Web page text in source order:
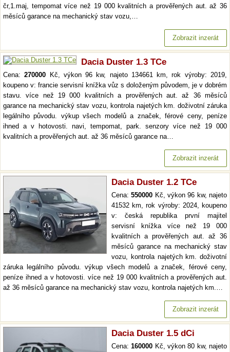
čr,1.maj, tempomat více než 19 000 kvalitních a prověřených aut. až 36
měsíců garance na mechanický stav vozu,…
Zobrazit inzerát
Dacia Duster 1.3 TCe
Cena:270000 Kč, výkon 96 kw, najeto 134661 km, rok výroby: 2019,
koupeno v: francie servisní knížka vůz s doloženým původem, je v dobrém
stavu. více než 19 000 kvalitních a prověřených aut. až 36 měsíců
garance na mechanický stav vozu, kontrola najetých km. doživotní záruka
legálního původu. výkup všech modelů a značek, férové ceny, peníze
ihned a v hotovosti. navi, tempomat, park. senzory více než 19 000
kvalitních a prověřených aut. až 36 měsíců garance na…
Zobrazit inzerát
Dacia Duster 1.2 TCe
Cena:550000 Kč, výkon 96 kw, najeto
41532 km, rok výroby: 2024, koupeno
v: česká republika první majitel
servisní knížka více než 19 000
kvalitních a prověřených aut. až 36
měsíců garance na mechanický stav
vozu, kontrola najetých km. doživotní
záruka legálního původu. výkup všech modelů a značek, férové ceny,
peníze ihned a v hotovosti. více než 19 000 kvalitních a prověřených aut.
až 36 měsíců garance na mechanický stav vozu, kontrola najetých km.…
Zobrazit inzerát
Dacia Duster 1.5 dCi
Cena:160000 Kč, výkon 80 kw, najeto